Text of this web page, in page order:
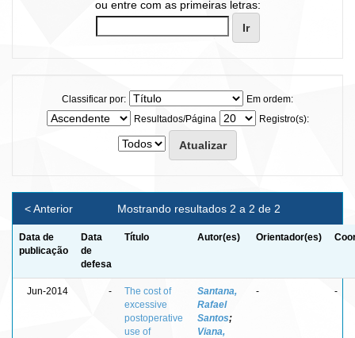
ou entre com as primeiras letras:
Classificar por:
Em ordem:
Resultados/Página
Registro(s):
Mostrando resultados 2 a 2 de 2
< Anterior
Data de
publicação
Data
de
defesa
Título Autor(es) Orientador(es)
Jun-2014 -
The cost of
excessive
postoperative
use of
Santana,
Rafael
Santos;
Viana,
- -